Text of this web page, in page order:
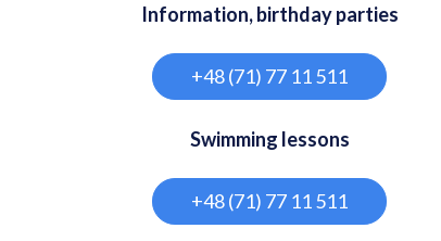
Information, birthday parties
+48 (71) 77 11 511
Swimming lessons
+48 (71) 77 11 511